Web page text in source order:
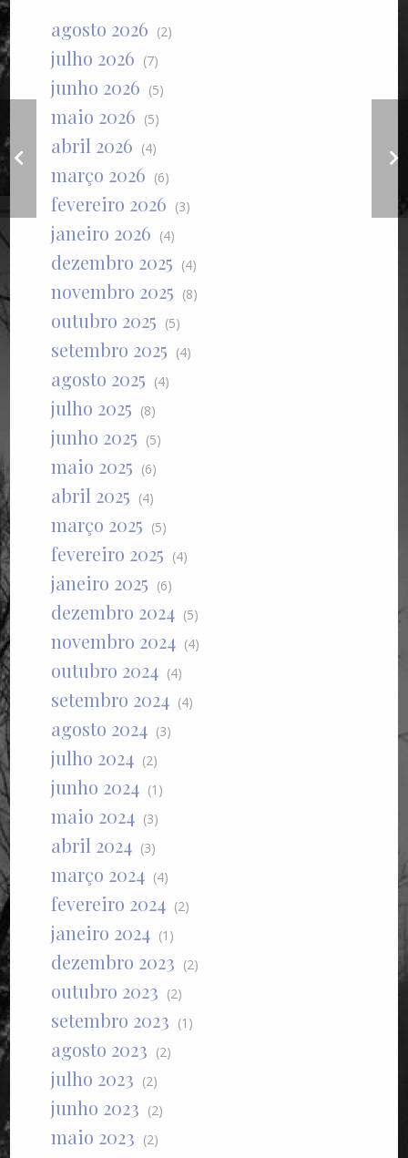
Dawson's creek
agosto 2026 (2)
julho 2026 (7)
junho 2026 (5)
maio 2026 (5)
abril 2026 (4)
março 2026 (6)
fevereiro 2026 (3)
janeiro 2026 (4)
dezembro 2025 (4)
novembro 2025 (8)
outubro 2025 (5)
setembro 2025 (4)
agosto 2025 (4)
julho 2025 (8)
junho 2025 (5)
maio 2025 (6)
abril 2025 (4)
março 2025 (5)
fevereiro 2025 (4)
janeiro 2025 (6)
dezembro 2024 (5)
novembro 2024 (4)
outubro 2024 (4)
setembro 2024 (4)
agosto 2024 (3)
julho 2024 (2)
junho 2024 (1)
maio 2024 (3)
abril 2024 (3)
março 2024 (4)
fevereiro 2024 (2)
janeiro 2024 (1)
dezembro 2023 (2)
outubro 2023 (2)
setembro 2023 (1)
agosto 2023 (2)
julho 2023 (2)
junho 2023 (2)
maio 2023 (2)